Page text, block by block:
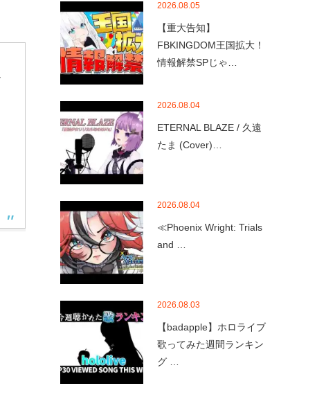
2026.08.05
【重大告知】
FBKINGDOM王国拡大！
情報解禁SPじゃ…
2026.08.04
ETERNAL BLAZE / 久遠
たま (Cover)…
2026.08.04
≪Phoenix Wright: Trials
and …
2026.08.03
【badapple】ホロライブ
歌ってみた週間ランキン
グ …